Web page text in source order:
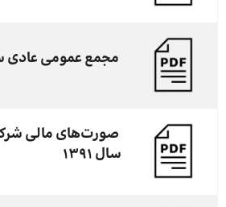
مجمع عمومی عادی
صورت‌های مالی
سال ۱۳۹۱